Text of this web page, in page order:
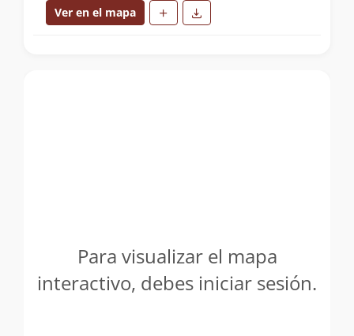
Ver en el mapa
Para visualizar el mapa
interactivo, debes iniciar sesión.